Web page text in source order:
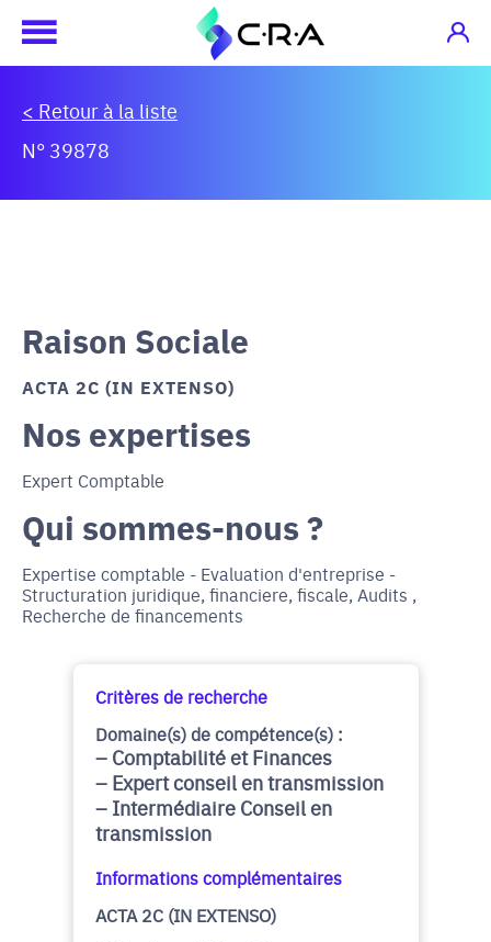
< Retour à la liste
N° 39878
Raison Sociale
ACTA 2C (IN EXTENSO)
Nos expertises
Expert Comptable
Qui sommes-nous ?
Expertise comptable - Evaluation d'entreprise -
Structuration juridique, financiere, fiscale, Audits ,
Recherche de financements
Critères de recherche
Domaine(s) de compétence(s) :
Comptabilité et Finances
Expert conseil en transmission
Intermédiaire Conseil en
transmission
Informations complémentaires
ACTA 2C (IN EXTENSO)